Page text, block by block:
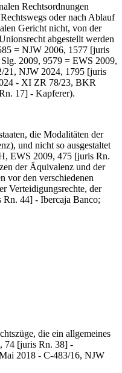
Rechtsordnungen
oder nach Ablauf
Gericht nicht, von der
abgestellt werden
= NJW 2006, 1577 [juris
2009, 9579 = EWS 2009,
21, NJW 2024, 1795 [juris
- XI ZR 78/23, BKR
17] - Kapferer).
die Modalitäten der
und nicht so ausgestaltet
EWS 2009, 475 [juris Rn.
der Äquivalenz und der
vor den verschiedenen
Verteidigungsrechte, der
44] - Ibercaja Banco;
die ein allgemeines
74 [juris Rn. 38] -
2018 - C-483/16, NJW